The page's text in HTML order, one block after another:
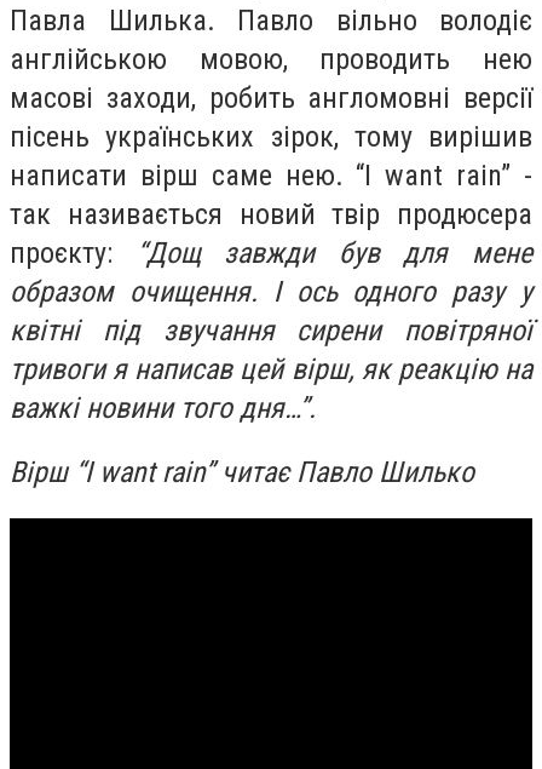
Павла Шилька. Павло вільно володіє
англійською мовою, проводить нею
масові заходи, робить англомовні версії
пісень українських зірок, тому вирішив
написати вірш саме нею. “I want rain” -
так називається новий твір продюсера
проєкту:
“Дощ завжди був для мене
образом очищення. І ось одного разу у
квітні під звучання сирени повітряної
тривоги я написав цей вірш, як реакцію на
важкі новини того дня…”.
Вірш “I want rain” читає Павло Шилько